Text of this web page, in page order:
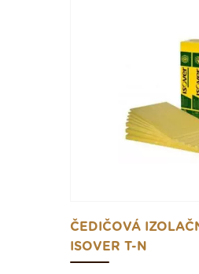
ČEDIČOVÁ
ISOVER T-N